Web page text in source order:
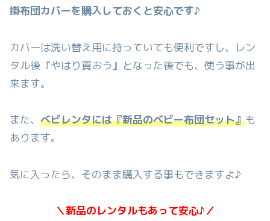
掛布団カバーを購入しておくと安心です♪
カバーは洗い替え用に持っていても便利ですし、レン
タル後『やはり買おう』となった後でも、使う事が出
来ます。
また、 べビレンタには『新品のベビー布団セット』も
あります。
気に入ったら、そのまま購入する事もできますよ♪
＼新品のレンタルもあって安心♪／